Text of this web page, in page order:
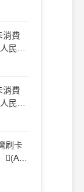
消費
民幣
消費
民幣
刷卡